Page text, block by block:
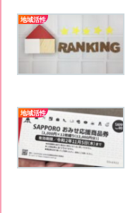
地域活性
地域活性